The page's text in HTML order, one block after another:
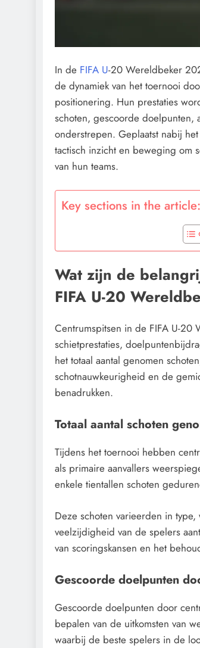
In de FIFA U-20 Wereldbeker
de dynamiek van het toernooi
positionering. Hun prestaties
schoten, gescoorde doelpunten,
onderstrepen. Geplaatst nabij
tactisch inzicht en beweging om
van hun teams.
Key sections in the article:
Wat zijn de
FIFA U-20
Centrumspitsen in de FIFA U-
schietprestaties,
het totaal aantal genomen
schotnauwkeurigheid en de
benadrukken.
Totaal aantal schoten
Tijdens het toernooi hebben
als primaire aanvallers
enkele tientallen schoten
Deze schoten varieerden in
veelzijdigheid van de spelers
van scoringskansen en het
Gescoorde doelpunten
Gescoorde doelpunten door
bepalen van de uitkomsten van
waarbij de beste spelers in de